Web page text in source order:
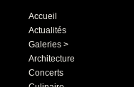
Accueil
Actualités
Galeries >
Architecture
Concerts